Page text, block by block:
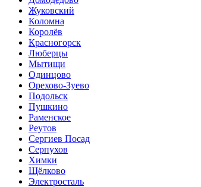
Жуковский
Коломна
Королёв
Красногорск
Люберцы
Мытищи
Одинцово
Орехово-Зуево
Подольск
Пушкино
Раменское
Реутов
Сергиев Посад
Серпухов
Химки
Щёлково
Электросталь